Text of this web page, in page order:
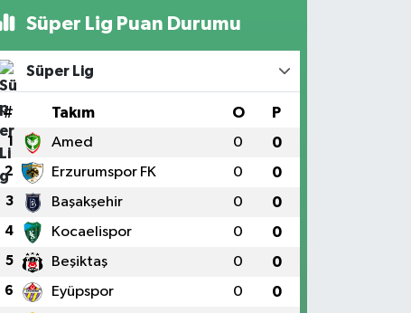
Süper Lig Puan Durumu
Süper Lig
# Takım O P
1 Amed 0 0
2 Erzurumspor FK 0 0
3 Başakşehir 0 0
4 Kocaelispor 0 0
5 Beşiktaş 0 0
6 Eyüpspor 0 0